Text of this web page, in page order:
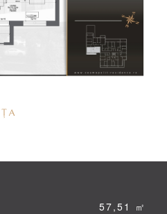
57,51 ㎡